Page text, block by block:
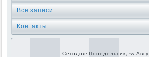
Все записи
Контакты
Сегодня: Понедельник, 10